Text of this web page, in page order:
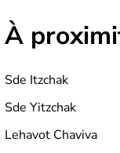
À
Sde Itzchak
Sde Yitzchak
Lehavot Chaviva